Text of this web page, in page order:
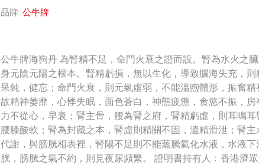
品牌: 公牛牌
公牛牌海狗丹 為腎精不足，命門火衰之證而設。腎為水火之
身元陰元陽之根本。腎精虧損，無以生化，導致腦海失充，則
呆鈍，健忘；命門火衰，則元氣虛弱，不能溫煦體形，振奮精
故精神萎靡，心悸失眠，面色蒼白，神態疲憊，食慾不振，房
力不從心，早衰；腎主骨，腰為腎之府，腎精虧虛，則耳鳴耳
腰膝酸軟；腎為封藏之本，腎虛則精關不固，遺精滑泄；腎主
代謝，與膀胱相表裡，腎陽不足則不能蒸騰氣化水液，水液下
胱，膀胱之氣不約，則見夜尿頻繁。 證明書持有人﹕香港濟